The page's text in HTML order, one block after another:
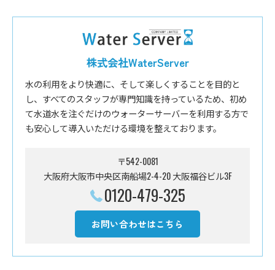
株式会社WaterServer
水の利用をより快適に、そして楽しくすることを目的と
し、すべてのスタッフが専門知識を持っているため、初め
て水道水を注ぐだけのウォーターサーバーを利用する方で
も安心して導入いただける環境を整えております。
〒542-0081
大阪府大阪市中央区南船場2-4-20 大阪福谷ビル3F
0120-479-325
お問い合わせはこちら